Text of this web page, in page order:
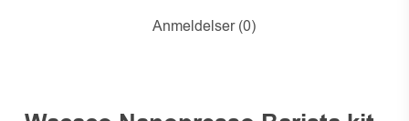
Anmeldelser (0)